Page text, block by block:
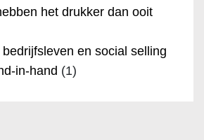
het drukker dan ooit
en social selling
in-hand (1)